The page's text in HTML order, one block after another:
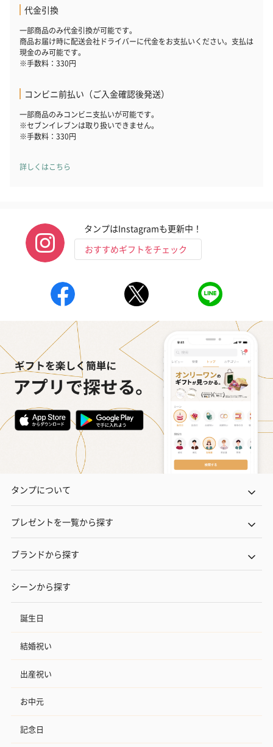
代金引換
一部商品のみ代金引換が可能です。
商品お届け時に配送会社ドライバーに代金をお支払いください。支払は
現金のみ可能です。
※手数料：330円
コンビニ前払い（ご入金確認後発送）
一部商品のみコンビニ支払いが可能です。
※セブンイレブンは取り扱いできません。
※手数料：330円
詳しくはこちら
タンプはInstagramも更新中！
おすすめギフトをチェック
タンプについて
プレゼントを一覧から探す
ブランドから探す
シーンから探す
誕生日
結婚祝い
出産祝い
お中元
記念日